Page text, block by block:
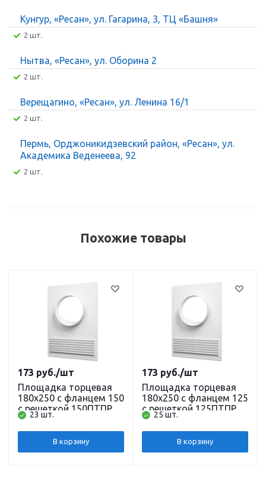
Кунгур, «Ресан», ул. Гагарина, 3, ТЦ «Башня»
2 шт.
Нытва, «Ресан», ул. Оборина 2
2 шт.
Верещагино, «Ресан», ул. Ленина 16/1
2 шт.
Пермь, Орджоникидзевский район, «Ресан», ул.
Академика Веденеева, 92
2 шт.
Похожие товары
Площадка торцевая
180х250 с фланцем 150
с решеткой 150ПТПР
Эра23 шт.
173 руб./шт
В корзину
Площадка торцевая
180х250 с фланцем 125
с решеткой 125ПТПР
Эра25 шт.
173 руб./шт
В корзину